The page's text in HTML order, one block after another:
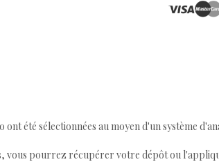
ont été sélectionnées au moyen d'un système
vous pourrez récupérer votre dépôt ou